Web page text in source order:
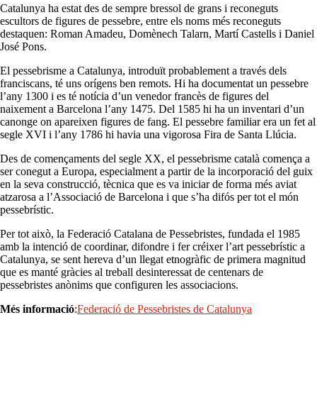
Catalunya ha estat des de sempre bressol de grans i reconeguts
escultors de figures de pessebre, entre els noms més reconeguts
destaquen: Roman Amadeu, Domènech Talarn, Martí Castells i Daniel
José Pons.
El pessebrisme a Catalunya, introduït probablement a través dels
franciscans, té uns orígens ben remots. Hi ha documentat un pessebre
l’any 1300 i es té notícia d’un venedor francès de figures del
naixement a Barcelona l’any 1475. Del 1585 hi ha un inventari d’un
canonge on apareixen figures de fang. El pessebre familiar era un fet al
segle XVI i l’any 1786 hi havia una vigorosa Fira de Santa Llúcia.
Des de començaments del segle XX, el pessebrisme català comença a
ser conegut a Europa, especialment a partir de la incorporació del guix
en la seva construcció, tècnica que es va iniciar de forma més aviat
atzarosa a l’Associació de Barcelona i que s’ha difós per tot el món
pessebrístic.
Per tot això, la Federació Catalana de Pessebristes, fundada el 1985
amb la intenció de coordinar, difondre i fer créixer l’art pessebrístic a
Catalunya, se sent hereva d’un llegat etnogràfic de primera magnitud
que es manté gràcies al treball desinteressat de centenars de
pessebristes anònims que configuren les associacions.
Més informació:Federació de Pessebristes de Catalunya